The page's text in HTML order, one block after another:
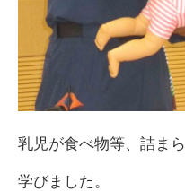
乳児が食べ物等、詰ま
学びました。